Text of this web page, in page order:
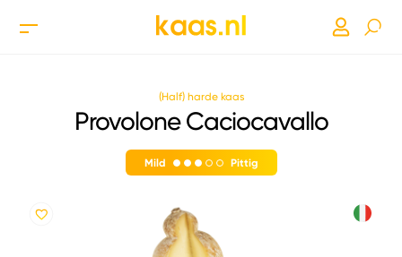
(Half) harde kaas
Provolone Caciocavallo
Mild Pittig